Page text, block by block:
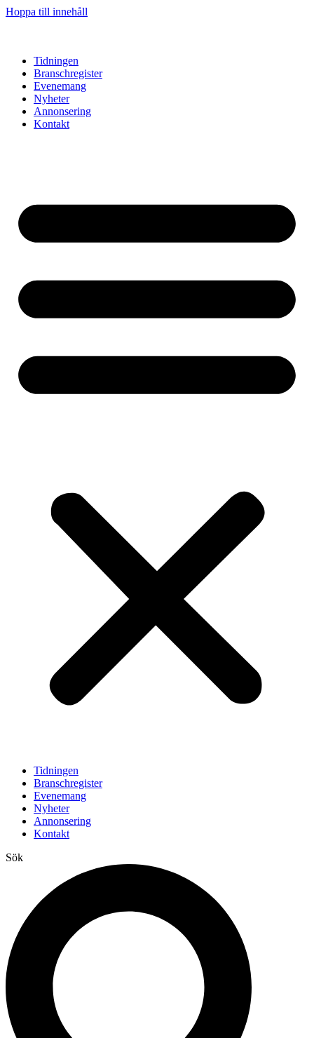
Hoppa till innehåll
Tidningen
Branschregister
Evenemang
Nyheter
Annonsering
Kontakt
Tidningen
Branschregister
Evenemang
Nyheter
Annonsering
Kontakt
Sök